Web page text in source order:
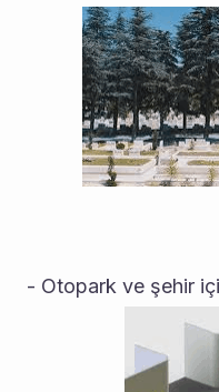
- Otopark ve şehir